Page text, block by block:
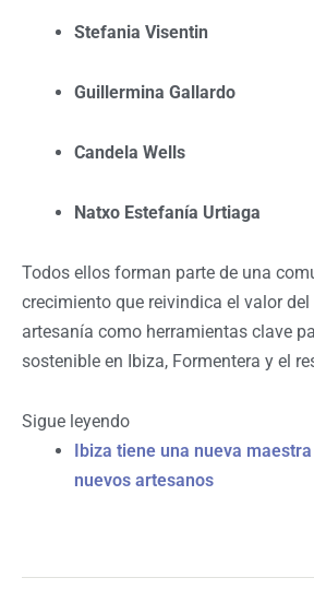
Stefania Visentin
Guillermina Gallardo
Candela Wells
Natxo Estefanía Urtiaga
Todos ellos forman parte de una
crecimiento que reivindica el valor del
artesanía como herramientas clave
sostenible en Ibiza, Formentera y el
Sigue leyendo
Ibiza tiene una nueva
nuevos artesanos